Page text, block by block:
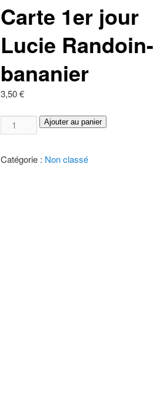
Carte 1er jour
Lucie Randoin-
bananier
3,50€
quantité
de
1er
Ajouter au panier
Catégorie : Non classé